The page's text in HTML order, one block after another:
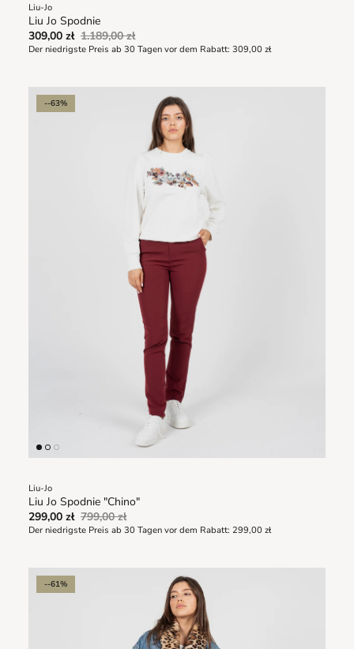
Liu-Jo
Liu Jo Spodnie
309,00 zł 1.189,00 zł
Der niedrigste Preis ab 30 Tagen vor dem Rabatt: 309,00 zł
--63%
Liu-Jo
Liu Jo Spodnie "Chino"
299,00 zł 799,00 zł
Der niedrigste Preis ab 30 Tagen vor dem Rabatt: 299,00 zł
--61%